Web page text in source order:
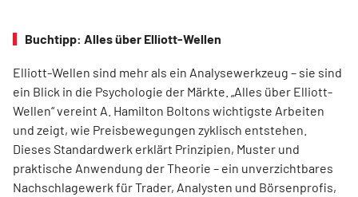
Buchtipp: Alles über Elliott-Wellen
Elliott-Wellen sind mehr als ein Analysewerkzeug – sie sind
ein Blick in die Psychologie der Märkte. „Alles über Elliott-
Wellen“ vereint A. Hamilton Boltons wichtigste Arbeiten
und zeigt, wie Preisbewegungen zyklisch entstehen.
Dieses Standardwerk erklärt Prinzipien, Muster und
praktische Anwendung der Theorie – ein unverzichtbares
Nachschlagewerk für Trader, Analysten und Börsenprofis,